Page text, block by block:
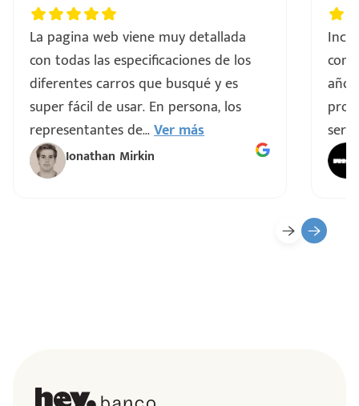
La pagina web viene muy detallada
con todas las especificaciones de los
diferentes carros que busqué y es
super fácil de usar. En persona, los
representantes de...Ver más
Ionathan Mirkin